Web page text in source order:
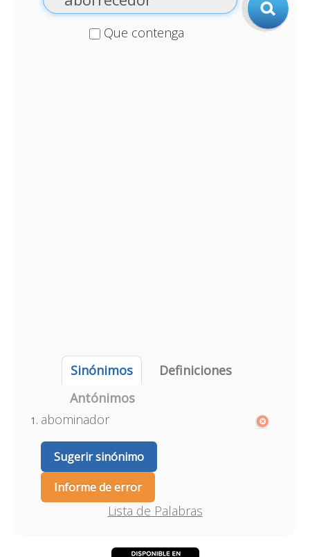
Que contenga
Sinónimos
Definiciones
Antónimos
abominador
Sugerir sinónimo
Informe de error
Lista de Palabras